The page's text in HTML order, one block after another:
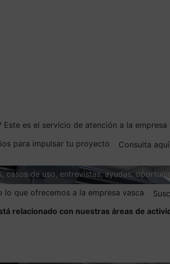
Este es el servicio de atención a la empresa
para impulsar tu proyecto
Consulta aquí
casos de uso, entrevistas, ayudas,
que ofrecemos a la empresa vasca
relacionado con nuestras áreas de